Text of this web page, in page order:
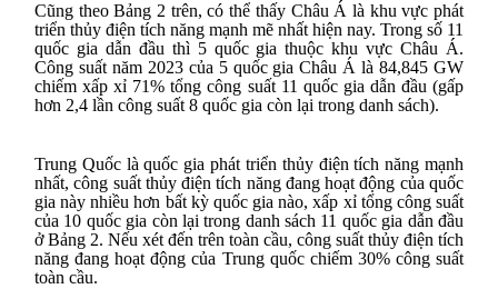
Cũng theo Bảng 2 trên, có thể thấy Châu Á là khu vực phát
triển thủy điện tích năng mạnh mẽ nhất hiện nay. Trong số 11
quốc gia dẫn đầu thì 5 quốc gia thuộc khu vực Châu Á.
Công suất năm 2023 của 5 quốc gia Châu Á là 84,845 GW
chiếm xấp xỉ 71% tổng công suất 11 quốc gia dẫn đầu (gấp
hơn 2,4 lần công suất 8 quốc gia còn lại trong danh sách).
Trung Quốc là quốc gia phát triển thủy điện tích năng mạnh
nhất, công suất thủy điện tích năng đang hoạt động của quốc
gia này nhiều hơn bất kỳ quốc gia nào, xấp xỉ tổng công suất
của 10 quốc gia còn lại trong danh sách 11 quốc gia dẫn đầu
ở Bảng 2. Nếu xét đến trên toàn cầu, công suất thủy điện tích
năng đang hoạt động của Trung quốc chiếm 30% công suất
toàn cầu.